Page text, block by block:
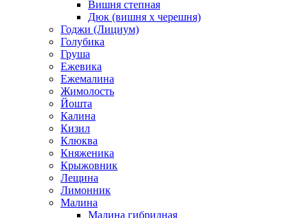
Вишня степная
Дюк (вишня х черешня)
Годжи (Лициум)
Голубика
Груша
Ежевика
Ежемалина
Жимолость
Йошта
Калина
Кизил
Клюква
Княженика
Крыжовник
Лещина
Лимонник
Малина
Малина гибридная